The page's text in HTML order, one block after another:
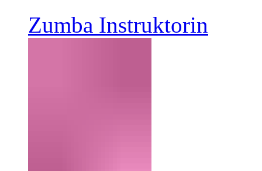
Zumba Instruktorin